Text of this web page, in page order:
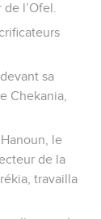
l’Ofel.
sa
Chekania,
le
de la
travailla